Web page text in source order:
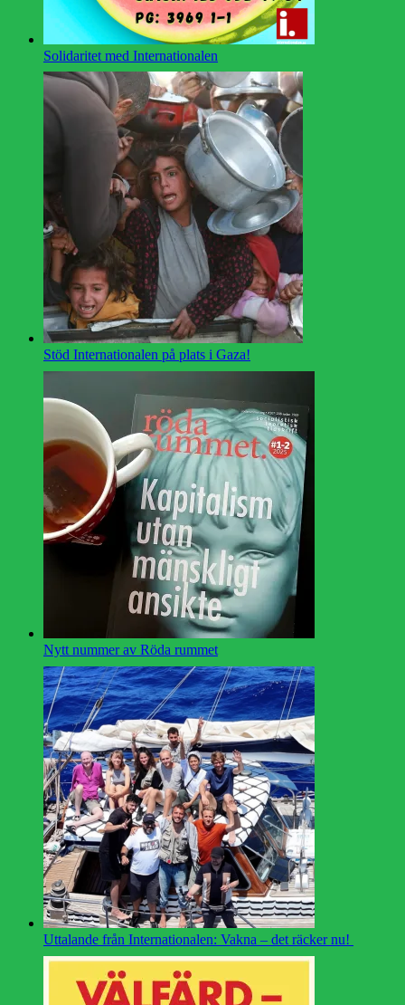
Solidaritet med Internationalen
Stöd Internationalen på plats i Gaza!
Nytt nummer av Röda rummet
Uttalande från Internationalen: Vakna – det räcker nu!